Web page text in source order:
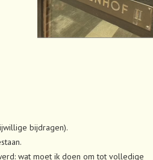
bijdragen).
wat moet ik doen om tot volledige